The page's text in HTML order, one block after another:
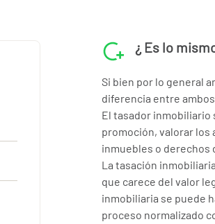
¿ Es lo
Si bien por lo general
diferencia entre
El tasador inmobiliario
promoción, valorar
inmuebles o derechos
La tasación
que carece del valor
inmobiliaria se puede
proceso normalizado